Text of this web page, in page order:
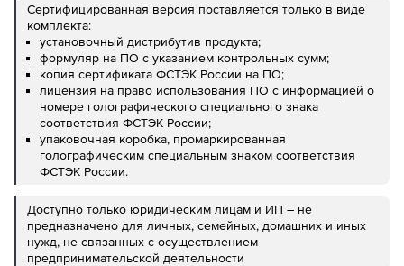
Сертифицированная версия поставляется только в виде
комплекта:
установочный дистрибутив продукта;
формуляр на ПО с указанием контрольных сумм;
копия сертификата ФСТЭК России на ПО;
лицензия на право использования ПО с информацией о
номере голографического специального знака
соответствия ФСТЭК России;
упаковочная коробка, промаркированная
голографическим специальным знаком соответствия
ФСТЭК России.
Доступно только юридическим лицам и ИП – не
предназначено для личных, семейных, домашних и иных
нужд, не связанных с осуществлением
предпринимательской деятельности